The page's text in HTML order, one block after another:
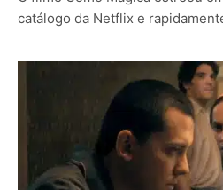
catálogo da Netflix e